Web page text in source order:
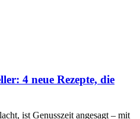
4 neue Rezepte, die
ist Genusszeit angesagt – mit